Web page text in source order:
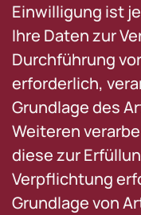
Einwilligung ist
Ihre Daten zur
Durchführung
erforderlich,
Grundlage des
Weiteren
diese zur
Verpflichtung
Grundlage von